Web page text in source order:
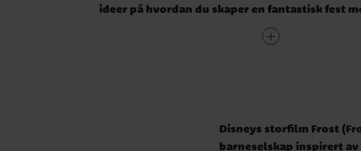
ideer på hvordan du skaper en fantastisk fest
Frost utspiller seg for det meste i et vakkert vinterlandskap. Så
Disneys storfilm Frost
barneselskap inspirert av